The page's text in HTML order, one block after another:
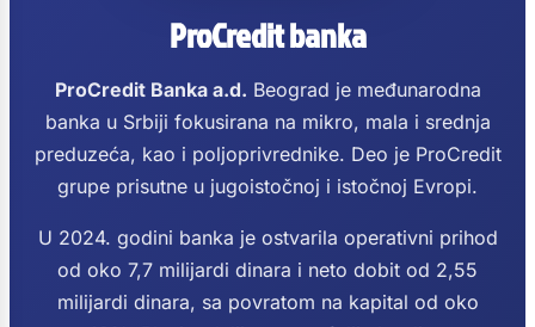
ProCredit banka
ProCredit Banka a.d. Beograd je međunarodna
banka u Srbiji fokusirana na mikro, mala i srednja
preduzeća, kao i poljoprivrednike. Deo je ProCredit
grupe prisutne u jugoistočnoj i istočnoj Evropi.
U 2024. godini banka je ostvarila operativni prihod
od oko 7,7 milijardi dinara i neto dobit od 2,55
milijardi dinara, sa povratom na kapital od oko